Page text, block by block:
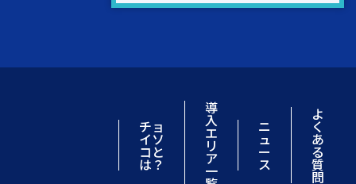
チョ
イソ
コと
は？
導
入
エ
リ
ア
一
ニ
ュ
ー
ス
よ
く
あ
る
質
問